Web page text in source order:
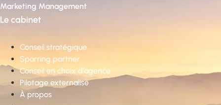
Marketing Management
Le cabinet
Conseil stratégique
Sparring partner
Conseil en choix d’agence
Pilotage externalisé
À propos